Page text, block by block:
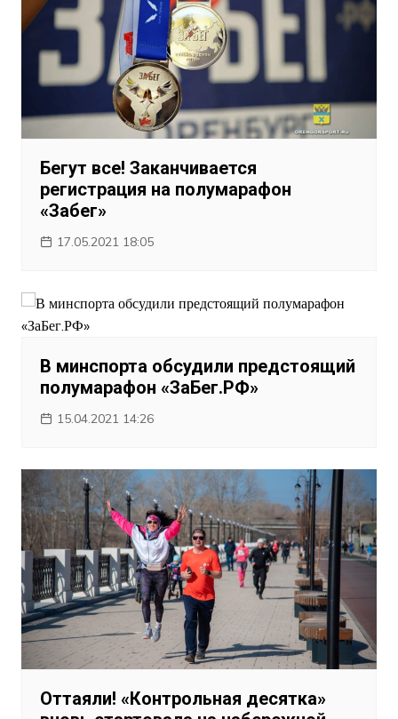
Бегут все! Заканчивается
регистрация на полумарафон
«Забег»
17.05.2021 18:05
В минспорта обсудили предстоящий
полумарафон «ЗаБег.РФ»
15.04.2021 14:26
Оттаяли! «Контрольная десятка»